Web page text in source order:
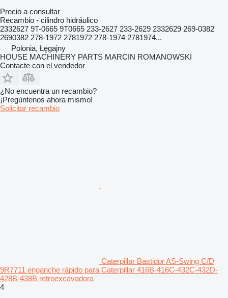
Precio a consultar
Recambio - cilindro hidráulico
2332627 9T-0665 9T0665 233-2627 233-2629 2332629 269-0382
2690382 278-1972 2781972 278-1974 2781974...
Polonia, Łęgajny
HOUSE MACHINERY PARTS MARCIN ROMANOWSKI
Contacte con el vendedor
¿No encuentra un recambio?
¡Pregúntenos ahora mismo!
Solicitar recambio
Caterpillar Bastidor AS-Swing C/D
9R7711 enganche rápido para Caterpillar 416B-416C-432C-432D-
428B-438B retroexcavadora
4